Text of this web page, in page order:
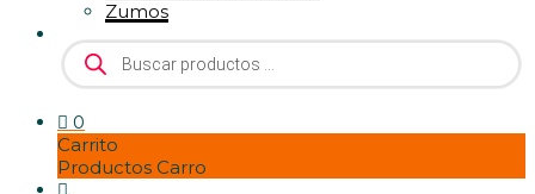
Zumos
Búsqueda
de
productos
0
Carrito
Productos Carro